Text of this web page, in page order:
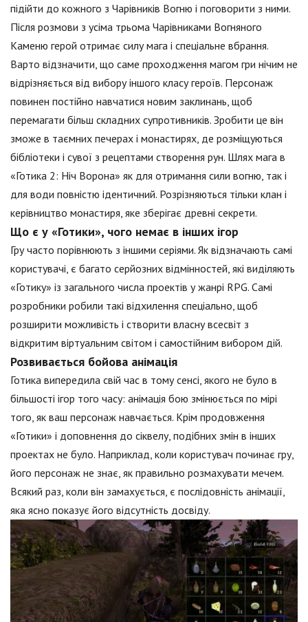
підійти до кожного з Чарівників Вогню і поговорити з ними.
Після розмови з усіма трьома Чарівниками Вогняного
Каменю герой отримає силу мага і спеціальне вбрання.
Варто відзначити, що саме проходження магом гри нічим не
відрізняється від вибору іншого класу героїв. Персонаж
повинен постійно навчатися новим заклинань, щоб
перемагати більш складних супротивників. Зробити це він
зможе в таємних печерах і монастирях, де розміщуються
бібліотеки і сувої з рецептами створення рун. Шлях мага в
«Готика 2: Ніч Ворона» як для отримання сили вогню, так і
для води повністю ідентичний. Розрізняються тільки клан і
керівництво монастиря, яке зберігає древні секрети.
Що є у «Готики», чого немає в інших ігор
Гру часто порівнюють з іншими серіями. Як відзначають самі
користувачі, є багато серйозних відмінностей, які виділяють
«Готику» із загального числа проектів у жанрі RPG. Самі
розробники робили такі відхилення спеціально, щоб
розширити можливість і створити власну всесвіт з
відкритим віртуальним світом і самостійним вибором дій.
Розвивається бойова анімація
Готика випередила свій час в тому сенсі, якого не було в
більшості ігор того часу: анімація бою змінюється по мірі
того, як ваш персонаж навчається. Крім продовження
«Готики» і доповнення до сіквелу, подібних змін в інших
проектах не було. Наприклад, коли користувач починає гру,
його персонаж не знає, як правильно розмахувати мечем.
Всякий раз, коли він замахується, є послідовність анімації,
яка ясно показує його відсутність досвіду.